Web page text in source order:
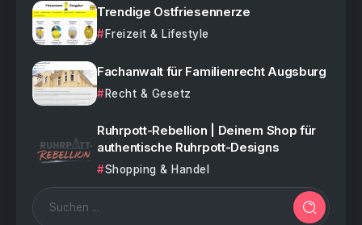
Trendige Ostfriesennerze
Freizeit & Lifestyle
Fachanwalt für Familienrecht Augsburg
Recht & Gesetz
Ruhrpott-Rebellion | Deinem Shop für
authentische Ruhrpott-Designs
Shopping & Handel